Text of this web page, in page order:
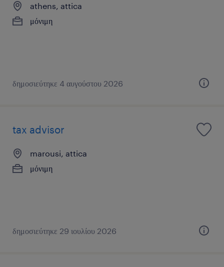
athens, attica
μόνιμη
δημοσιεύτηκε 4 αυγούστου 2026
tax advisor
marousi, attica
μόνιμη
δημοσιεύτηκε 29 ιουλίου 2026